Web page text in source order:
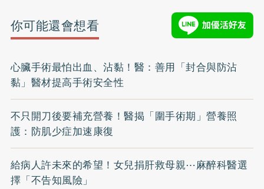
你可能還會想看
心臟手術最怕出血、沾黏！醫：善用「封合與防沾
黏」醫材提高手術安全性
不只開刀後要補充營養！醫揭「圍手術期」營養照
護：防肌少症加速康復
給病人許未來的希望！女兒捐肝救母親⋯麻醉科醫選
擇「不告知風險」